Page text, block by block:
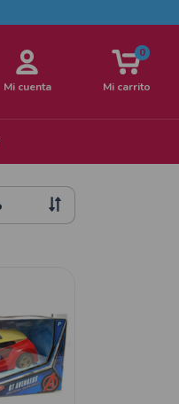
Mi cuenta Mi carrito
0